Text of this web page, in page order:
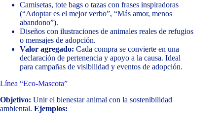
Camisetas, tote bags o tazas con frases inspiradoras
(“Adoptar es el mejor verbo”, “Más amor, menos
abandono”).
Diseños con ilustraciones de animales reales de refugios
o mensajes de adopción.
Valor agregado: Cada compra se convierte en una
declaración de pertenencia y apoyo a la causa. Ideal
para campañas de visibilidad y eventos de adopción.
Línea “Eco-Mascota”
Objetivo: Unir el bienestar animal con la sostenibilidad
ambiental. Ejemplos: